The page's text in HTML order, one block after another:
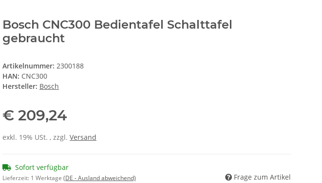
Bosch CNC300 Bedientafel Schalttafel
gebraucht
Artikelnummer: 2300188
HAN: CNC300
Hersteller: Bosch
€ 209,24
exkl. 19% USt. , zzgl. Versand
Sofort verfügbar
Lieferzeit: 1 Werktage (DE - Ausland abweichend) Frage zum Artikel